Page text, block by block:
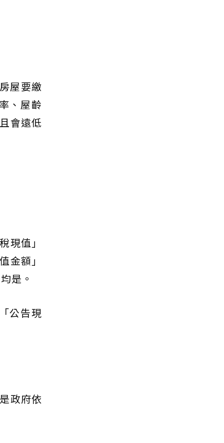
屋要繳
、屋齡
會遠低
現值」
金額」
是。
公告現
政府依